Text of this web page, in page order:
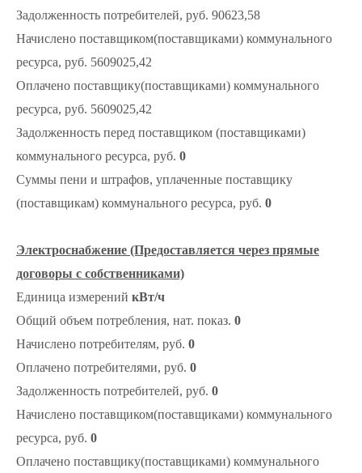
Задолженность потребителей, руб. 90623,58
Начислено поставщиком(поставщиками) коммунального
ресурса, руб. 5609025,42
Оплачено поставщику(поставщиками) коммунального
ресурса, руб. 5609025,42
Задолженность перед поставщиком (поставщиками)
коммунального ресурса, руб. 0
Суммы пени и штрафов, уплаченные поставщику
(поставщикам) коммунального ресурса, руб. 0
Электроснабжение (Предоставляется через прямые
договоры с собственниками)
Единица измерений кВт/ч
Общий объем потребления, нат. показ. 0
Начислено потребителям, руб. 0
Оплачено потребителями, руб. 0
Задолженность потребителей, руб. 0
Начислено поставщиком(поставщиками) коммунального
ресурса, руб. 0
Оплачено поставщику(поставщиками) коммунального